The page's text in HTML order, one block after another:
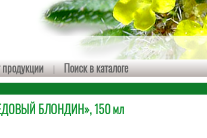
продукции Поиск в каталоге
БЛОНДИН», 150 мл